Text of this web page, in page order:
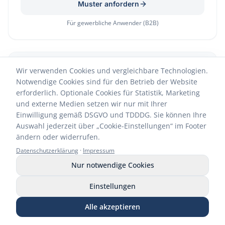
Muster anfordern
Für gewerbliche Anwender (B2B)
NEU
Muster C-STOP WIPES
Muster CARBOFLOOR Flächenkonzentrat
Anrufen WhatsApp E-Mail Muster anfordern Shop
Wir verwenden Cookies und vergleichbare Technologien.
Notwendige Cookies sind für den Betrieb der Website
erforderlich. Optionale Cookies für Statistik, Marketing
und externe Medien setzen wir nur mit Ihrer
Einwilligung gemäß DSGVO und TDDDG. Sie können Ihre
Auswahl jederzeit über „Cookie-Einstellungen“ im Footer
ändern oder widerrufen.
Datenschutzerklärung · Impressum
Nur notwendige Cookies
Einstellungen
Alle akzeptieren